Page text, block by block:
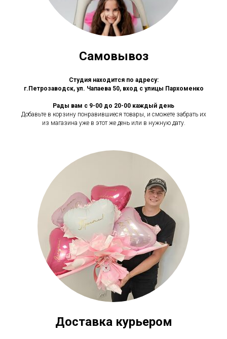
Самовывоз
Студия находится по адресу:
г.Петрозаводск, ул. Чапаева 50, вход с улицы Пархоменко
Рады вам с 9-00 до 20-00 каждый день
Добавьте в корзину понравившиеся товары, и сможете забрать их
из магазина уже в этот же день или в нужную дату.
Доставка курьером